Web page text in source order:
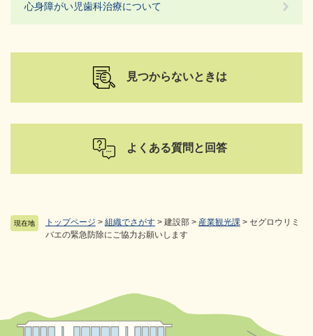
現在地 トップページ > 組織でさがす > 建設部 > 産業観光課 > セグロウリミ
バエの緊急防除にご協力お願いします
心身障がい児歯科治療について
見つからないときは
よくある質問と回答